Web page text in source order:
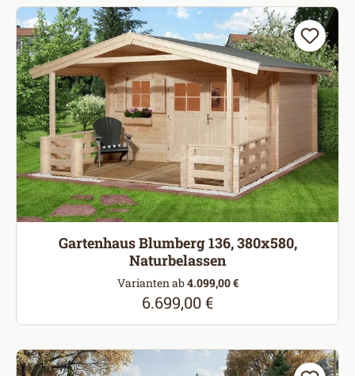
Gartenhaus Blumberg 136, 380x580,
Naturbelassen
Varianten ab4.099,00 €
Regulärer Preis:
6.699,00 €